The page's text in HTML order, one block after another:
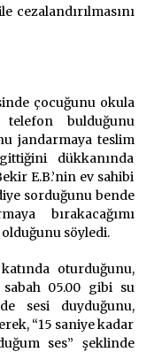
cezalandırılmasını
çocuğunu okula
bulduğunu
jandarmaya teslim
dükkanında
E.B.’nin ev sahibi
sorduğunu bende
bırakacağımı
söyledi.
oturduğunu,
sabah 05.00 gibi su
sesi duyduğunu,
“15 saniye kadar
ses” şeklinde